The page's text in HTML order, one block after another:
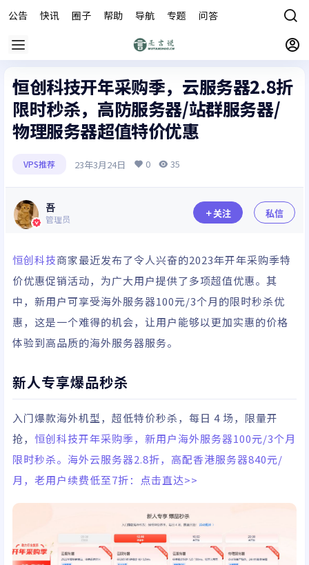
公告 快讯 圈子 帮助 导航 专题 问答
恒创科技开年采购季，云服务器2.8折
限时秒杀，高防服务器/站群服务器/
物理服务器超值特价优惠
VPS推荐 23年3月24日 0 35
吾
管理员 关注 私信
恒创科技商家最近发布了令人兴奋的2023年开年采购季特
价优惠促销活动，为广大用户提供了多项超值优惠。其
中，新用户可享受海外服务器100元/3个月的限时秒杀优
惠，这是一个难得的机会，让用户能够以更加实惠的价格
体验到高品质的海外服务器服务。
新人专享爆品秒杀
入门爆款海外机型，超低特价秒杀，每日 4 场，限量开
抢， 恒创科技开年采购季，新用户海外服务器100元/3个月
限时秒杀。海外云服务器2.8折，高配香港服务器840元/
月，老用户续费低至7折：点击直达>>